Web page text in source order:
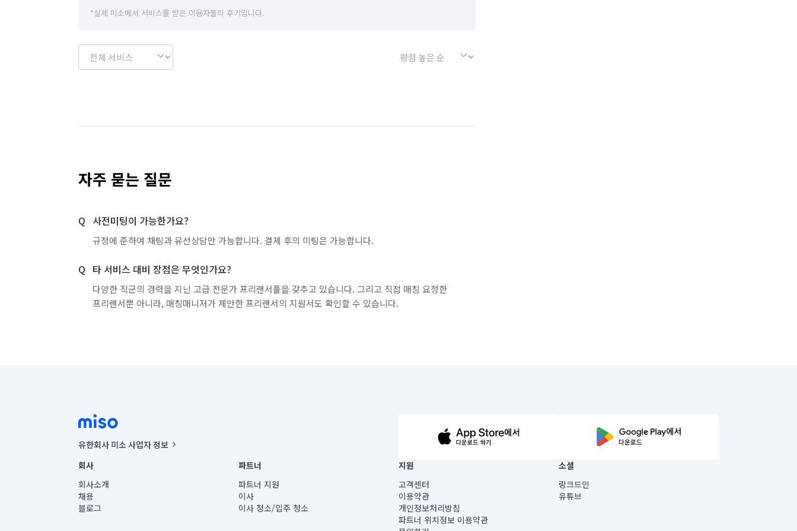
*실제 미소에서 서비스를 받은 이용자들의 후기입니다.
자주 묻는 질문
사전미팅이 가능한가요?
규정에 준하여 채팅과 유선상담만 가능합니다. 결제 후의 미팅은 가능합니다.
타 서비스 대비 장점은 무엇인가요?
다양한 직군의 경력을 지닌 고급 전문가 프리랜서풀을 갖추고 있습니다. 그리고 직접 매칭 요청한
프리랜서뿐 아니라, 매칭매니저가 제안한 프리랜서의 지원서도 확인할 수 있습니다.
유한회사 미소 사업자 정보
사업자등록번호 : 291-87-00271 | 인허가번호 : 2016-3220163-14-5-00019 |
통신판매신고번호 : 2024-서울종로-1400(공정거래위원회 정보) |
대표이사 : CHING VICTOR COLUMBIA RHEE
주소 | 본사: 서울특별시 종로구 율곡로 6(중학동, 트윈트리빌딩) B동 5층
컨택센터 : 서울특별시 종로구 수송동 율곡로 24, 7층, 8층 미소
회사
회사소개
채용
블로그
파트너
파트너 지원
이사
이사 청소/입주 청소
지원
고객센터
이용약관
개인정보처리방침
파트너 위치정보 이용약관
소셜
링크드인
유튜브